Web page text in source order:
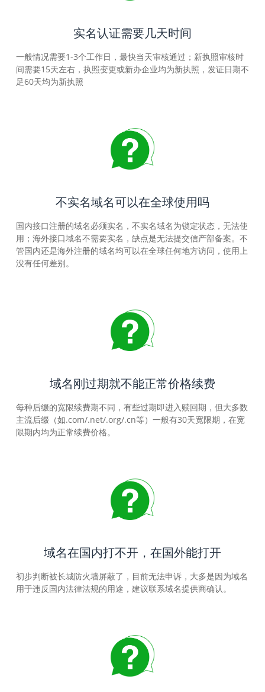
实名认证需要几天时间
一般情况需要1-3个工作日，最快当天审核通过；新执照审核时
间需要15天左右，执照变更或新办企业均为新执照，发证日期不
足60天均为新执照
不实名域名可以在全球使用吗
国内接口注册的域名必须实名，不实名域名为锁定状态，无法使
用；海外接口域名不需要实名，缺点是无法提交信产部备案。不
管国内还是海外注册的域名均可以在全球任何地方访问，使用上
没有任何差别。
域名刚过期就不能正常价格续费
每种后缀的宽限续费期不同，有些过期即进入赎回期，但大多数
主流后缀（如.com/.net/.org/.cn等）一般有30天宽限期，在宽
限期内均为正常续费价格。
域名在国内打不开，在国外能打开
初步判断被长城防火墙屏蔽了，目前无法申诉，大多是因为域名
用于违反国内法律法规的用途，建议联系域名提供商确认。